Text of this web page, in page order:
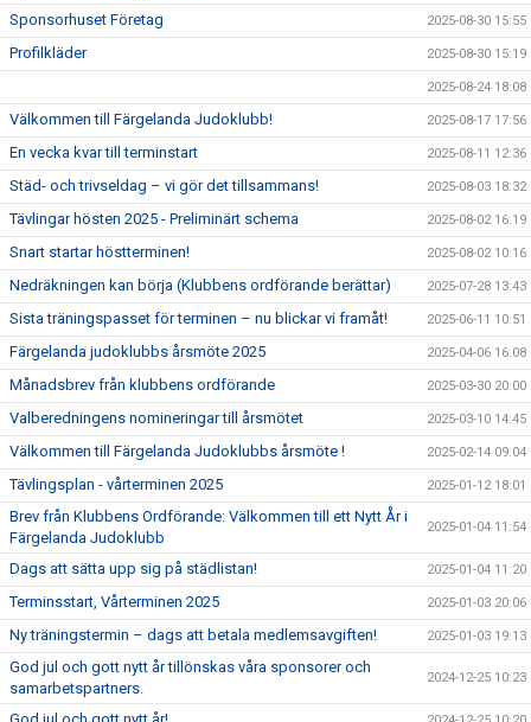
Sponsorhuset Företag 2025-08-30 15:55
Profilkläder 2025-08-30 15:19
2025-08-24 18:08
Välkommen till Färgelanda Judoklubb! 2025-08-17 17:56
En vecka kvar till terminstart 2025-08-11 12:36
Städ- och trivseldag – vi gör det tillsammans! 2025-08-03 18:32
Tävlingar hösten 2025 - Preliminärt schema 2025-08-02 16:19
Snart startar höstterminen! 2025-08-02 10:16
Nedräkningen kan börja (Klubbens ordförande berättar) 2025-07-28 13:43
Sista träningspasset för terminen – nu blickar vi framåt! 2025-06-11 10:51
Färgelanda judoklubbs årsmöte 2025 2025-04-06 16:08
Månadsbrev från klubbens ordförande 2025-03-30 20:00
Valberedningens nomineringar till årsmötet 2025-03-10 14:45
Välkommen till Färgelanda Judoklubbs årsmöte ! 2025-02-14 09:04
Tävlingsplan - vårterminen 2025 2025-01-12 18:01
Brev från Klubbens Ordförande: Välkommen till ett Nytt År i
Färgelanda Judoklubb
2025-01-04 11:54
Dags att sätta upp sig på städlistan! 2025-01-04 11:20
Terminsstart, Vårterminen 2025 2025-01-03 20:06
Ny träningstermin – dags att betala medlemsavgiften! 2025-01-03 19:13
God jul och gott nytt år tillönskas våra sponsorer och
samarbetspartners.
2024-12-25 10:23